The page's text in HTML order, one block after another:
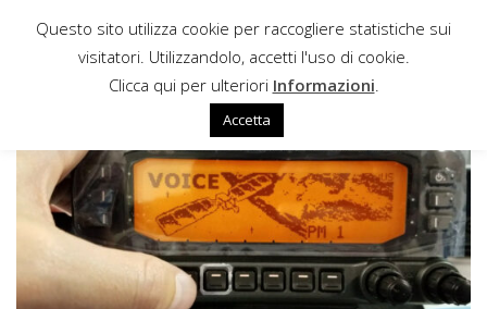
Sotto il contenuto
Questo sito utilizza cookie per raccogliere statistiche sui
visitatori. Utilizzandolo, accetti l'uso di cookie.
Clicca qui per ulteriori Informazioni
Accetta